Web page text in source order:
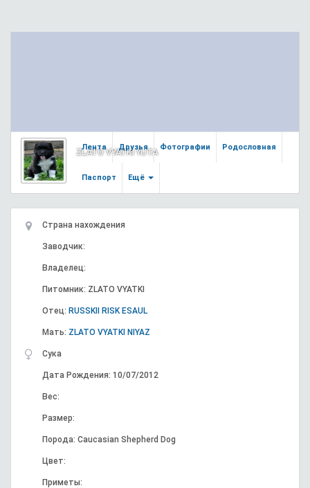
ZLATO VYATKI YUTA
Лента Друзья Фотографии Родословная
Паспорт Ещё
Страна нахождения
Заводчик:
Владелец:
Питомник: ZLATO VYATKI
Отец: RUSSKII RISK ESAUL
Мать: ZLATO VYATKI NIYAZ
Сука
Дата Рождения: 10/07/2012
Вес:
Размер:
Порода: Caucasian Shepherd Dog
Цвет:
Приметы: